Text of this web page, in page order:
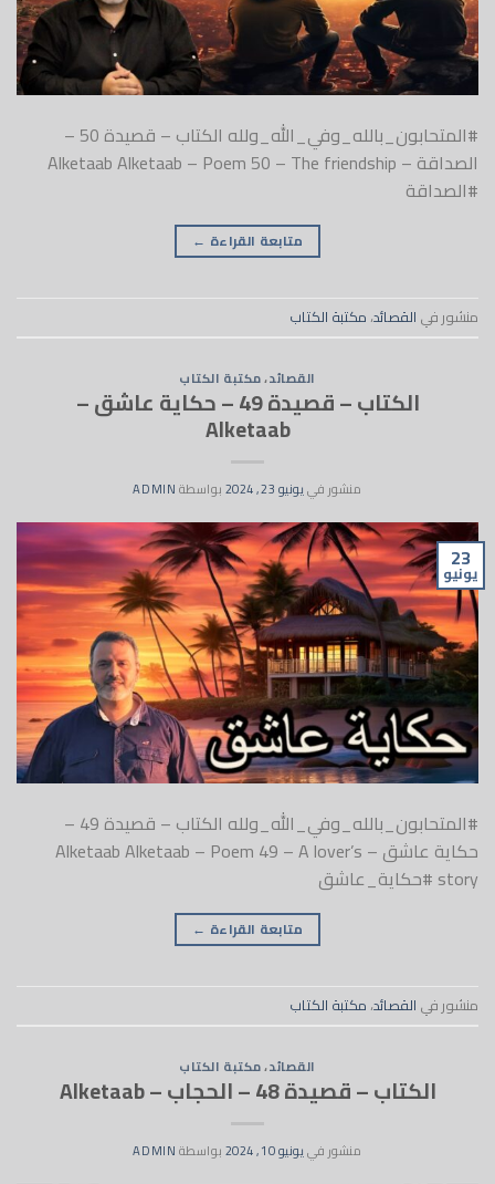
#المتحابون_بالله_وفي_الله_ولله الكتاب – قصيدة 50 –
الصداقة – Alketaab Alketaab – Poem 50 – The friendship
#الصداقة
متابعة القراءة ←
منشور في القصائد، مكتبة الكتاب
القصائد،مكتبة الكتاب
الكتاب – قصيدة 49 – حكاية عاشق –
Alketaab
منشور فييونيو 23, 2024 بواسطةADMIN
23
يونيو
#المتحابون_بالله_وفي_الله_ولله الكتاب – قصيدة 49 –
حكاية عاشق – Alketaab Alketaab – Poem 49 – A lover’s
story #حكاية_عاشق
متابعة القراءة ←
منشور في القصائد، مكتبة الكتاب
القصائد،مكتبة الكتاب
الكتاب – قصيدة 48 – الحجاب – Alketaab
منشور فييونيو 10, 2024 بواسطةADMIN